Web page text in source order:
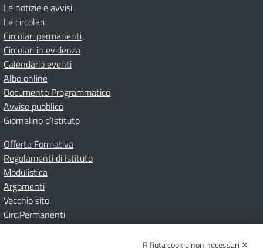
Le notizie e avvisi
Le circolari
Circolari permanenti
Circolari in evidenza
Calendario eventi
Albo online
Documento Programmatico
Avviso pubblico
Giornalino d’Istituto
Offerta Formativa
Regolamenti di Istituto
Modulistica
Argomenti
Vecchio sito
Circ.Permanenti
Rifiuta cookie non necessari ✕